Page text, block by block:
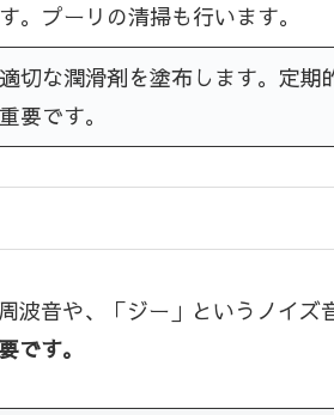
す。プーリの清掃も行います。
適切な潤滑剤を塗布します。定期
重要です。
音や、「ジー」というノイズ
です。